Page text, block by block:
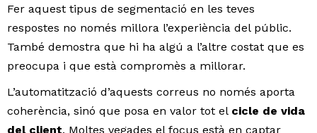
Fer aquest tipus de segmentació en les teves
respostes no només millora l’experiència del públic.
També demostra que hi ha algú a l’altre costat que es
preocupa i que està compromès a millorar.
L’automatització d’aquests correus no només aporta
coherència, sinó que posa en valor tot el cicle de vida
del client. Moltes vegades el focus està en captar